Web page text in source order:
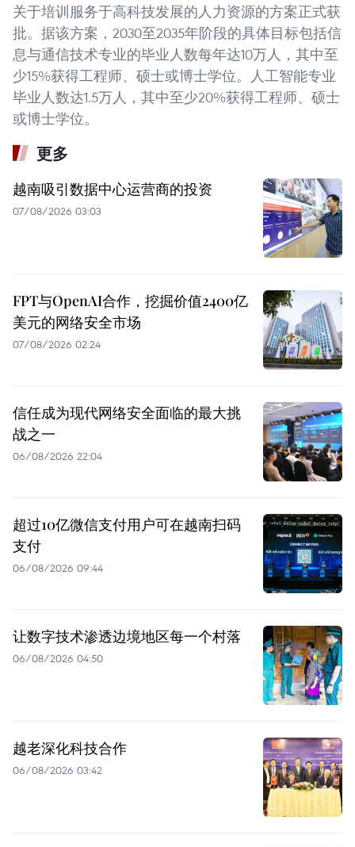
关于培训服务于高科技发展的人力资源的方案正式获
批。据该方案，2030至2035年阶段的具体目标包括信
息与通信技术专业的毕业人数每年达10万人，其中至
少15%获得工程师、硕士或博士学位。人工智能专业
毕业人数达1.5万人，其中至少20%获得工程师、硕士
或博士学位。
更多
越南吸引数据中心运营商的投资
07/08/2026 03:03
FPT与OpenAI合作，挖掘价值2400亿
美元的网络安全市场
07/08/2026 02:24
信任成为现代网络安全面临的最大挑
战之一
06/08/2026 22:04
超过10亿微信支付用户可在越南扫码
支付
06/08/2026 09:44
让数字技术渗透边境地区每一个村落
06/08/2026 04:50
越老深化科技合作
06/08/2026 03:42